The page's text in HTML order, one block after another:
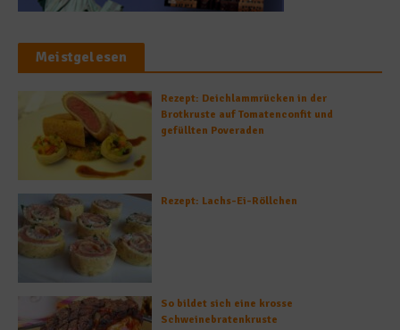
Meistgelesen
Rezept: Deichlammrücken in der
Brotkruste auf Tomatenconfit und
gefüllten Poveraden
Rezept: Lachs-Ei-Röllchen
So bildet sich eine krosse
Schweinebratenkruste